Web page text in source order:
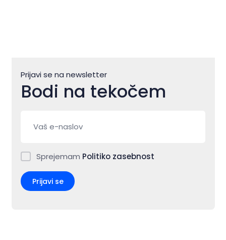
Prijavi se na newsletter
Bodi na tekočem
Sprejemam Politiko zasebnost
Prijavi se